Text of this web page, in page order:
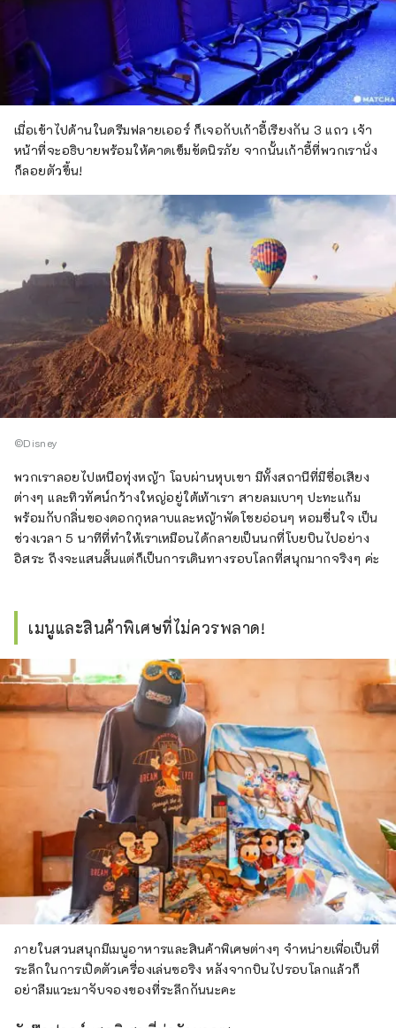
เมื่อเข้าไปด้านในดรีมฟลายเออร์ ก็เจอกับเก้าอี้เรียงกัน 3 แถว เจ้า
หน้าที่จะอธิบายพร้อมให้คาดเข็มขัดนิรภัย จากนั้นเก้าอี้ที่พวกเรานั่ง
ก็ลอยตัวขึ้น!
©Disney
พวกเราลอยไปเหนือทุ่งหญ้า โฉบผ่านหุบเขา มีทั้งสถานีที่มีชื่อเสียง
ต่างๆ และทิวทัศน์กว้างใหญ่อยู่ใต้เท้าเรา สายลมเบาๆ ปะทะแก้ม
พร้อมกับกลิ่นของดอกกุหลาบและหญ้าพัดโชยอ่อนๆ หอมชื่นใจ เป็น
ช่วงเวลา 5 นาทีที่ทำให้เราเหมือนได้กลายเป็นนกที่โบยบินไปอย่าง
อิสระ ถึงจะแสนสั้นแต่ก็เป็นการเดินทางรอบโลกที่สนุกมากจริงๆ ค่ะ
เมนูและสินค้าพิเศษที่ไม่ควรพลาด!
ภายในสวนสนุกมีเมนูอาหารและสินค้าพิเศษต่างๆ จำหน่ายเพื่อเป็นที่
ระลึกในการเปิดตัวเครื่องเล่นซอริง หลังจากบินไปรอบโลกแล้วก็
อย่าลืมแวะมาจับจองของที่ระลึกกันนะคะ